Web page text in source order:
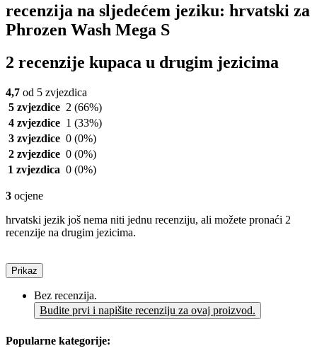
recenzija na sljedećem jeziku: hrvatski za
Phrozen Wash Mega S
2 recenzije kupaca u drugim jezicima
4,7 od 5 zvjezdica
5 zvjezdice 2 (66%)
4 zvjezdice 1 (33%)
3 zvjezdice 0 (0%)
2 zvjezdice 0 (0%)
1 zvjezdica 0 (0%)
3 ocjene
hrvatski jezik još nema niti jednu recenziju, ali možete pronaći 2
recenzije na drugim jezicima.
Prikaz
Bez recenzija.
Budite prvi i napišite recenziju za ovaj proizvod.
Popularne kategorije: